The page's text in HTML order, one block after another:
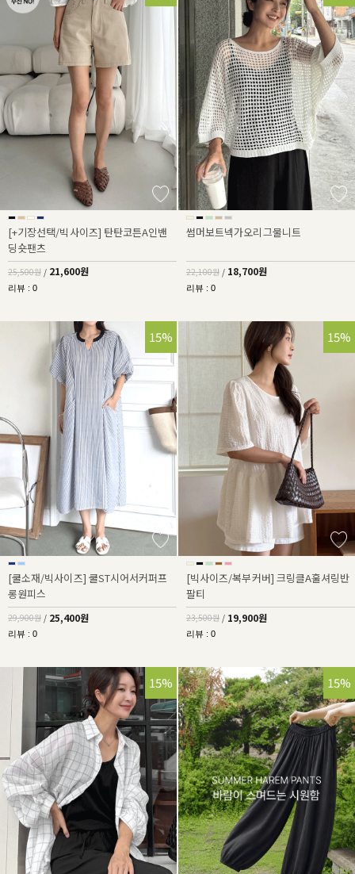
[+기장선택/빅사이즈] 탄탄코튼A인밴
딩숏팬츠
25,500원 / 21,600원
리뷰 : 0
썸머보트넥가오리그물니트
22,100원 / 18,700원
리뷰 : 0
15%
[쿨소재/빅사이즈] 쿨ST시어서커퍼프
롱원피스
29,900원 / 25,400원
리뷰 : 0
15%
[빅사이즈/복부커버] 크링클A훌셔링반
팔티
23,500원 / 19,900원
리뷰 : 0
15% 15%